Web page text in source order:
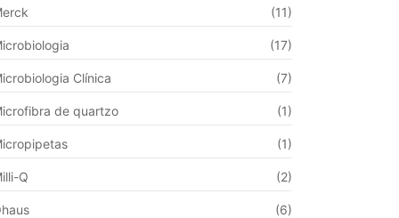
(11)
(17)
Clínica (7)
de quartzo (1)
(1)
Q (2)
(6)